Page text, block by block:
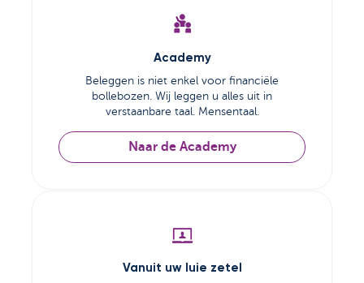
Academy
Beleggen is niet enkel voor financiële
bollebozen. Wij leggen u alles uit in
verstaanbare taal. Mensentaal.
Naar de Academy
Vanuit uw luie zetel